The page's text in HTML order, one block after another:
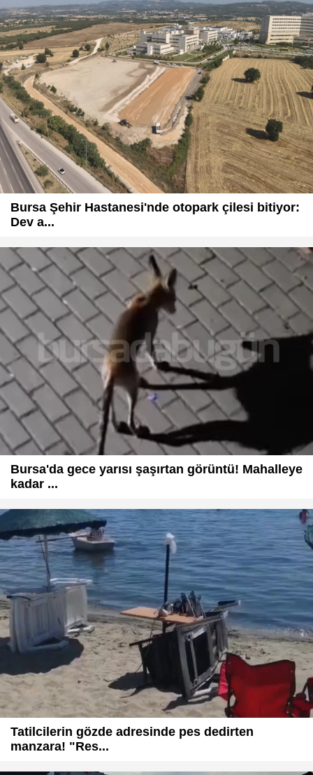
Bursa Şehir Hastanesi'nde otopark çilesi bitiyor:
Dev a...
Bursa'da gece yarısı şaşırtan görüntü! Mahalleye
kadar ...
Tatilcilerin gözde adresinde pes dedirten
manzara! "Res...